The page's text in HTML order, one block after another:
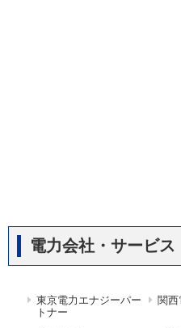
電力会社・サービス
東京電力エナジーパー
トナー
関西